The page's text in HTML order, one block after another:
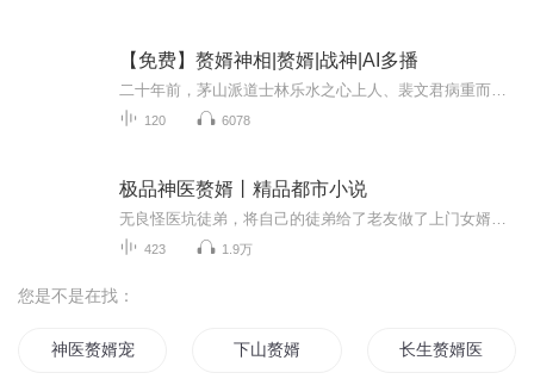
【免费】赘婿神相|赘婿|战神|AI多播
120 6078
极品神医赘婿丨精品都市小说
423 1.9万
您是不是在找：
神医赘婿宠妻如命 下山赘婿 长生赘婿医圣